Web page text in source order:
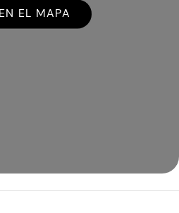
EL MAPA